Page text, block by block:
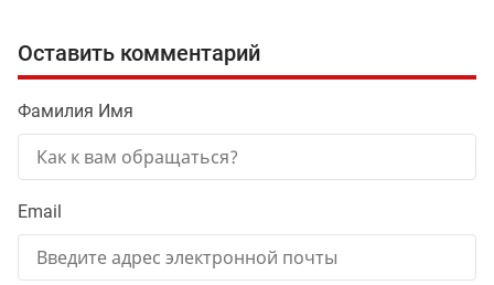
Оставить комментарий
Фамилия Имя
Email